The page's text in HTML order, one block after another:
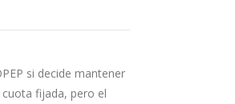
si decide mantener
fijada, pero el